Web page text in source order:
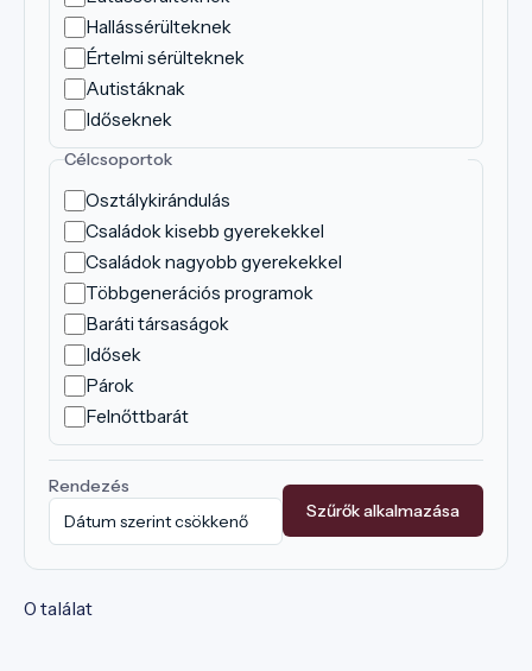
Hallássérülteknek
Értelmi sérülteknek
Autistáknak
Időseknek
Célcsoportok
Osztálykirándulás
Családok kisebb gyerekekkel
Családok nagyobb gyerekekkel
Többgenerációs programok
Baráti társaságok
Idősek
Párok
Felnőttbarát
Rendezés
Szűrők alkalmazása
0 találat